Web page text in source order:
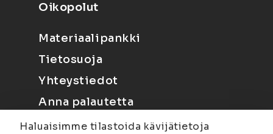
Oikopolut
Materiaalipankki
Tietosuoja
Yhteystiedot
Anna palautetta
Haluaisimme tilastoida kävijätietoja